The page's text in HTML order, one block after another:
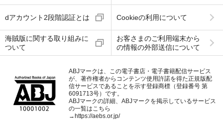
dアカウント2段階認証とは Cookieの利用について
海賊版に関する取り組みに
ついて
お客さまのご利用端末から
の情報の外部送信について
ABJマークは、この電子書店・電子書籍配信サービス
が、著作権者からコンテンツ使用許諾を得た正規版配
信サービスであることを示す登録商標（登録番号 第
6091713号）です。
ABJマークの詳細、ABJマークを掲示しているサービス
の一覧はこちら
→https://aebs.or.jp/